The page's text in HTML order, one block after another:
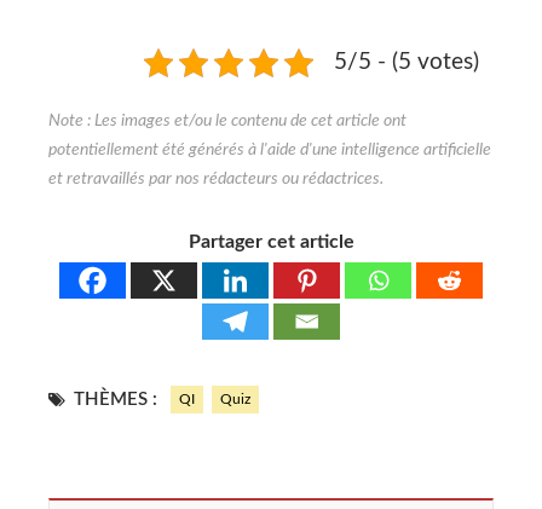
5/5 - (5 votes)
Partager cet article
THÈMES : QI Quiz